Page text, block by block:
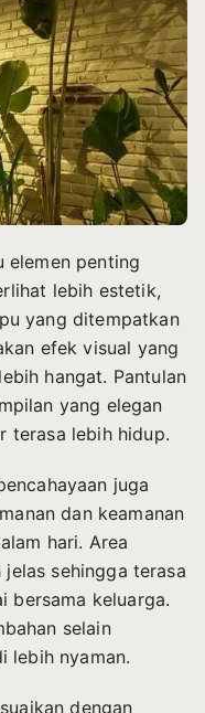
elemen penting
lebih estetik,
yang ditempatkan
efek visual yang
hangat. Pantulan
yang elegan
terasa lebih hidup.
juga
dan keamanan
hari. Area
sehingga terasa
bersama keluarga.
selain
lebih nyaman.
dengan